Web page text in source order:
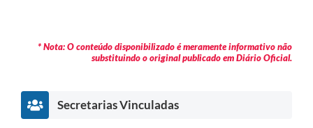
* Nota: O conteúdo disponibilizado é meramente informativo não
substituindo o original publicado em Diário Oficial.
Secretarias Vinculadas